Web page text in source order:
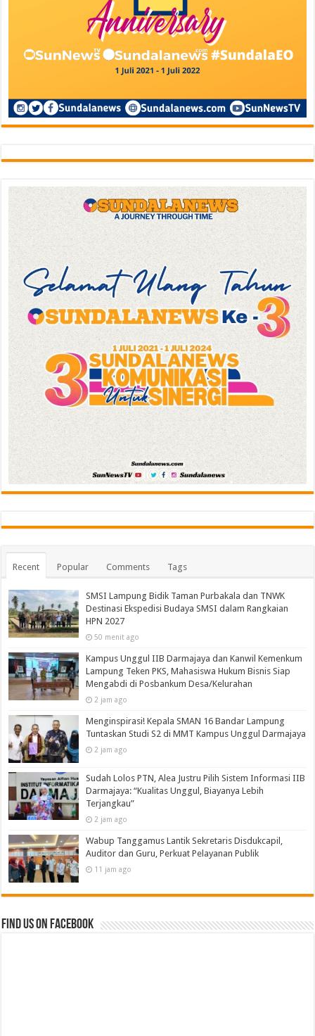
Recent Popular Comments Tags
SMSI Lampung Bidik Taman Purbakala dan TNWK
Destinasi Ekspedisi Budaya SMSI dalam Rangkaian
HPN 2027
50 menit ago
Kampus Unggul IIB Darmajaya dan Kanwil Kemenkum
Lampung Teken PKS, Mahasiswa Hukum Bisnis Siap
Mengabdi di Posbankum Desa/Kelurahan
2 jam ago
Menginspirasi! Kepala SMAN 16 Bandar Lampung
Tuntaskan Studi S2 di MMT Kampus Unggul Darmajaya
2 jam ago
Sudah Lolos PTN, Alea Justru Pilih Sistem Informasi IIB
Darmajaya: “Kualitas Unggul, Biayanya Lebih
Terjangkau”
2 jam ago
Wabup Tanggamus Lantik Sekretaris Disdukcapil,
Auditor dan Guru, Perkuat Pelayanan Publik
11 jam ago
Find us on Facebook